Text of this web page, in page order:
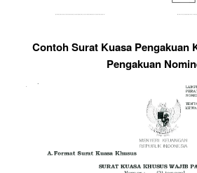
Contoh Surat Kuasa Pengakuan
Pengakuan